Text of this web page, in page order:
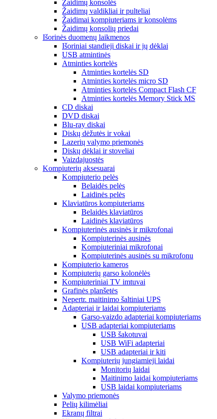
Žaidimų konsolės
Žaidimų valdikliai ir pulteliai
Žaidimai kompiuteriams ir konsolėms
Žaidimų konsolių priedai
Išorinės duomenų laikmenos
Išoriniai standieji diskai ir jų dėklai
USB atmintinės
Atminties kortelės
Atminties kortelės SD
Atminties kortelės micro SD
Atminties kortelės Compact Flash CF
Atminties kortelės Memory Stick MS
CD diskai
DVD diskai
Blu-ray diskai
Diskų dėžutės ir vokai
Lazerių valymo priemonės
Diskų dėklai ir stoveliai
Vaizdajuostės
Kompiuterių aksesuarai
Kompiuterio pelės
Belaidės pelės
Laidinės pelės
Klaviatūros kompiuteriams
Belaidės klaviatūros
Laidinės klaviatūros
Kompiuterinės ausinės ir mikrofonai
Kompiuterinės ausinės
Kompiuteriniai mikrofonai
Kompiuterinės ausinės su mikrofonu
Kompiuterio kameros
Kompiuterių garso kolonėlės
Kompiuteriniai TV imtuvai
Grafinės planšetės
Nepertr. maitinimo šaltiniai UPS
Adapteriai ir laidai kompiuteriams
Garso-vaizdo adapteriai kompiuteriams
USB adapteriai kompiuteriams
USB šakotuvai
USB WiFi adapteriai
USB adapteriai ir kiti
Kompiuterių jungiamieji laidai
Monitorių laidai
Maitinimo laidai kompiuteriams
USB laidai kompiuteriams
Valymo priemonės
Pelių kilimėliai
Ekranų filtrai